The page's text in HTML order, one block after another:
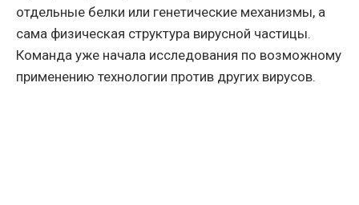
отдельные белки или генетические механизмы, а
сама физическая структура вирусной частицы.
Команда уже начала исследования по возможному
применению технологии против других вирусов.